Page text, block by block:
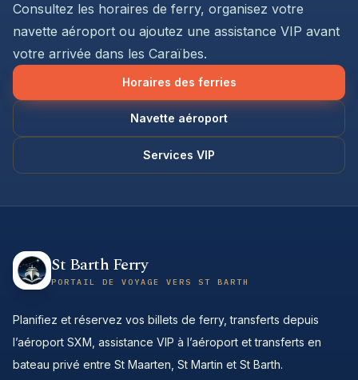
Consultez les horaires de ferry, organisez votre
navette aéroport ou ajoutez une assistance VIP avant
votre arrivée dans les Caraïbes.
Horaires des ferries
Navette aéroport
Services VIP
St Barth Ferry
PORTAIL DE VOYAGE VERS ST BARTH
Planifiez et réservez vos billets de ferry, transferts depuis
l’aéroport SXM, assistance VIP à l’aéroport et transferts en
bateau privé entre St Maarten, St Martin et St Barth.